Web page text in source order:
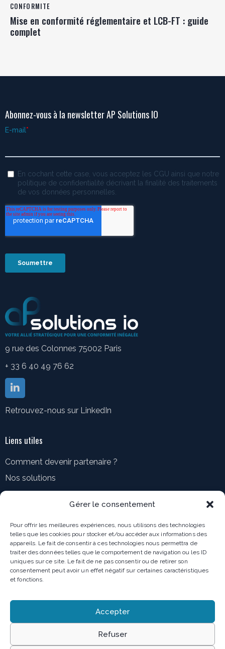
Gérer le consentement
Pour offrir les meilleures expériences, nous utilisons des technologies
telles que les cookies pour stocker et/ou accéder aux informations des
appareils. Le fait de consentir à ces technologies nous permettra de
traiter des données telles que le comportement de navigation ou les ID
uniques sur ce site. Le fait de ne pas consentir ou de retirer son
consentement peut avoir un effet négatif sur certaines caractéristiques
et fonctions.
Accepter
Refuser
CONFORMITE
Mise en conformité réglementaire et LCB-FT : guide
complet
Abonnez-vous à la newsletter AP Solutions IO
9 rue des Colonnes 75002 Paris
+ 33 6 40 49 76 62
Retrouvez-nous sur LinkedIn
Liens utiles
Comment devenir partenaire ?
Nos solutions
Accueil
Comment nous contacter ?
Blog
MediaRoom
Mentions légales
Politique de confidentialité